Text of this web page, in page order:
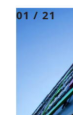
01 / 21